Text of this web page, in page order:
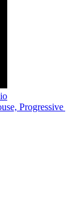
Progressive